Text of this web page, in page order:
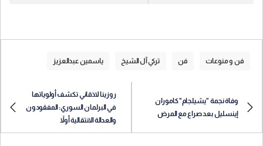
فن و منوعات فن تركي آل الشيخ ياسمين عبدالعزيز
وفاة نجمة "يشيلجام" كاموران
إينسليل بعد صراع مع المرض
روزينا لاذقاني تكشف أولوياتها
في البرلمان السوري: المفقودون
والعدالة الانتقالية أولاً